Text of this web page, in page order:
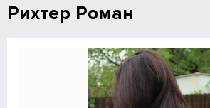
Рихтер Роман